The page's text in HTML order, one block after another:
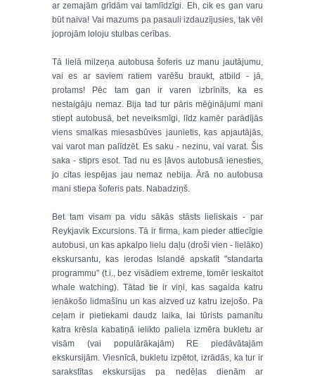
ar zemajām grīdām vai tamlīdzīgi. Eh, cik es gan varu
būt naiva! Vai mazums pa pasauli izdauzījusies, tak vēl
joprojām loloju stulbas cerības.
Tā lielā milzeņa autobusa šoferis uz manu jautājumu,
vai es ar saviem ratiem varēšu braukt, atbild - jā,
protams! Pēc tam gan ir varen izbrīnīts, ka es
nestaigāju nemaz. Bija tad tur pāris mēģinājumi mani
stiept autobusā, bet neveiksmīgi, līdz kamēr parādījās
viens smalkas miesasbūves jaunietis, kas apjautājās,
vai varot man palīdzēt. Es saku - nezinu, vai varat. Šis
saka - stiprs esot. Tad nu es ļāvos autobusā ienesties,
jo citas iespējas jau nemaz nebija. Ārā no autobusa
mani stiepa šoferis pats. Nabadziņš.
Bet tam visam pa vidu sākās stāsts lieliskais - par
Reykjavik Excursions. Tā ir firma, kam pieder attiecīgie
autobusi, un kas apkalpo lielu daļu (droši vien - lielāko)
ekskursantu, kas ierodas Islandē apskatīt "standarta
programmu" (t.i., bez visādiem extreme, tomēr ieskaitot
whale watching). Tātad tie ir viņi, kas sagaida katru
ienākošo lidmašīnu un kas aizved uz katru izejošo. Pa
ceļam ir pietiekami daudz laika, lai tūrists pamanītu
katra krēsla kabatiņā ielikto paliela izmēra bukletu ar
visām (vai populārākajām) RE piedāvātajām
ekskursijām. Viesnīcā, bukletu izpētot, izrādās, ka tur ir
sarakstītas ekskursijas pa nedēļas dienām ar